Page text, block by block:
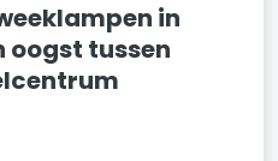
in
oogst tussen